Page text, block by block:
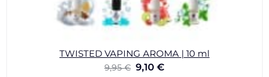
TWISTED VAPING AROMA | 10 ml
9,95€ 9,10€